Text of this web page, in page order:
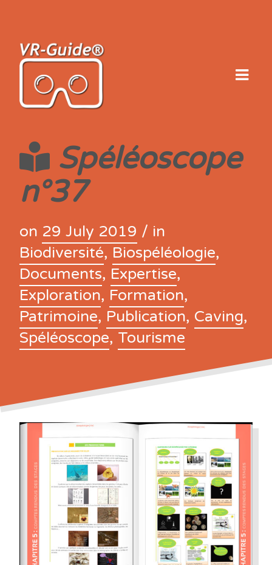
content
Spéléoscope
n°37
on 29 July 2019 / in
Biodiversité, Biospéléologie,
Documents, Expertise,
Exploration, Formation,
Patrimoine, Publication, Caving,
Spéléoscope, Tourisme